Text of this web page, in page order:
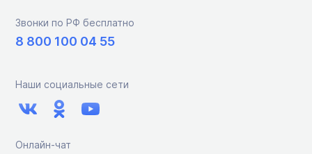
Звонки по РФ бесплатно
8 800 100 04 55
Наши социальные сети
Онлайн-чат